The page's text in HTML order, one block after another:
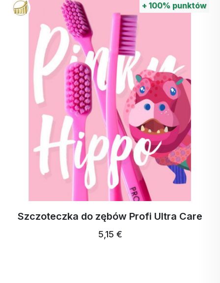
+30% punktów
ActivStrips Paski do prania na 32 prania
17,99 € …18,94 €